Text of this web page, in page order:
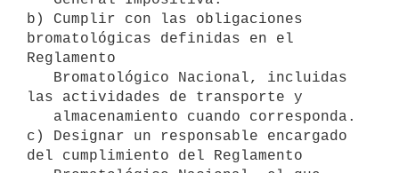
b) Cumplir con las obligaciones
bromatológicas definidas en el
Reglamento
las actividades de transporte y
c) Designar un responsable encargado
del cumplimiento del Reglamento